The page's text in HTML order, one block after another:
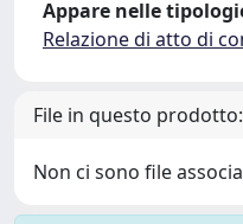
Appare nelle
Relazione di atto di
File in questo prodotto:
Non ci sono file